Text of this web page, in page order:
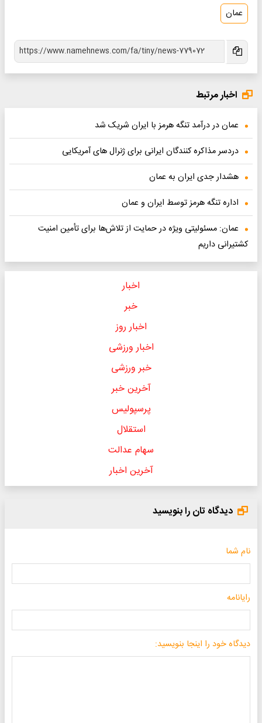
عمان
اخبار مرتبط
عمان در درآمد تنگه هرمز با ایران شریک شد
دردسر مذاکره کنندگان ایرانی برای ژنرال های آمریکایی
هشدار جدی ایران به عمان
اداره تنگه هرمز توسط ایران و عمان
عمان: مسئولیتی ویژه در حمایت از تلاش‌ها برای تأمین امنیت
کشتیرانی داریم
اخبار
خبر
اخبار روز
اخبار ورزشی
خبر ورزشی
آخرین خبر
پرسپولیس
استقلال
سهام عدالت
آخرین اخبار
دیدگاه تان را بنویسید
نام شما
رایانامه
دیدگاه خود را اینجا بنویسید: